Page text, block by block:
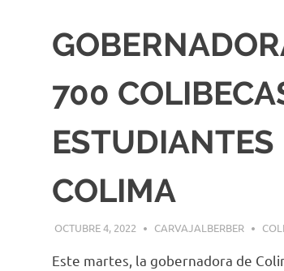
700
COLIMA
OCTUBRE 4, 2022 CARVAJALBERBER
Este martes, la gobernadora de